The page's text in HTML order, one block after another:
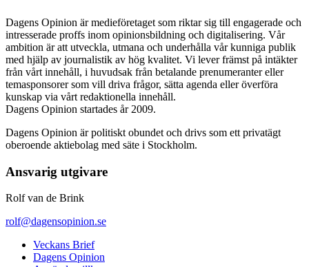
Dagens Opinion är medieföretaget som riktar sig till engagerade och
intresserade proffs inom opinionsbildning och digitalisering. Vår
ambition är att utveckla, utmana och underhålla vår kunniga publik
med hjälp av journalistik av hög kvalitet. Vi lever främst på intäkter
från vårt innehåll, i huvudsak från betalande prenumeranter eller
temasponsorer som vill driva frågor, sätta agenda eller överföra
kunskap via vårt redaktionella innehåll.
Dagens Opinion startades år 2009.
Dagens Opinion är politiskt obundet och drivs som ett privatägt
oberoende aktiebolag med säte i Stockholm.
Ansvarig utgivare
Rolf van de Brink
rolf@dagensopinion.se
Veckans Brief
Dagens Opinion